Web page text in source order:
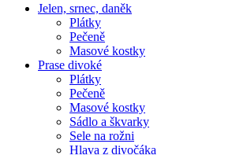
Jelen, srnec, daněk
Plátky
Pečeně
Masové kostky
Prase divoké
Plátky
Pečeně
Masové kostky
Sádlo a škvarky
Sele na rožni
Hlava z divočáka